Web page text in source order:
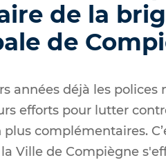
de la
de
années déjà les
efforts pour lutter
plus complémentaires.
Ville de Compiègne